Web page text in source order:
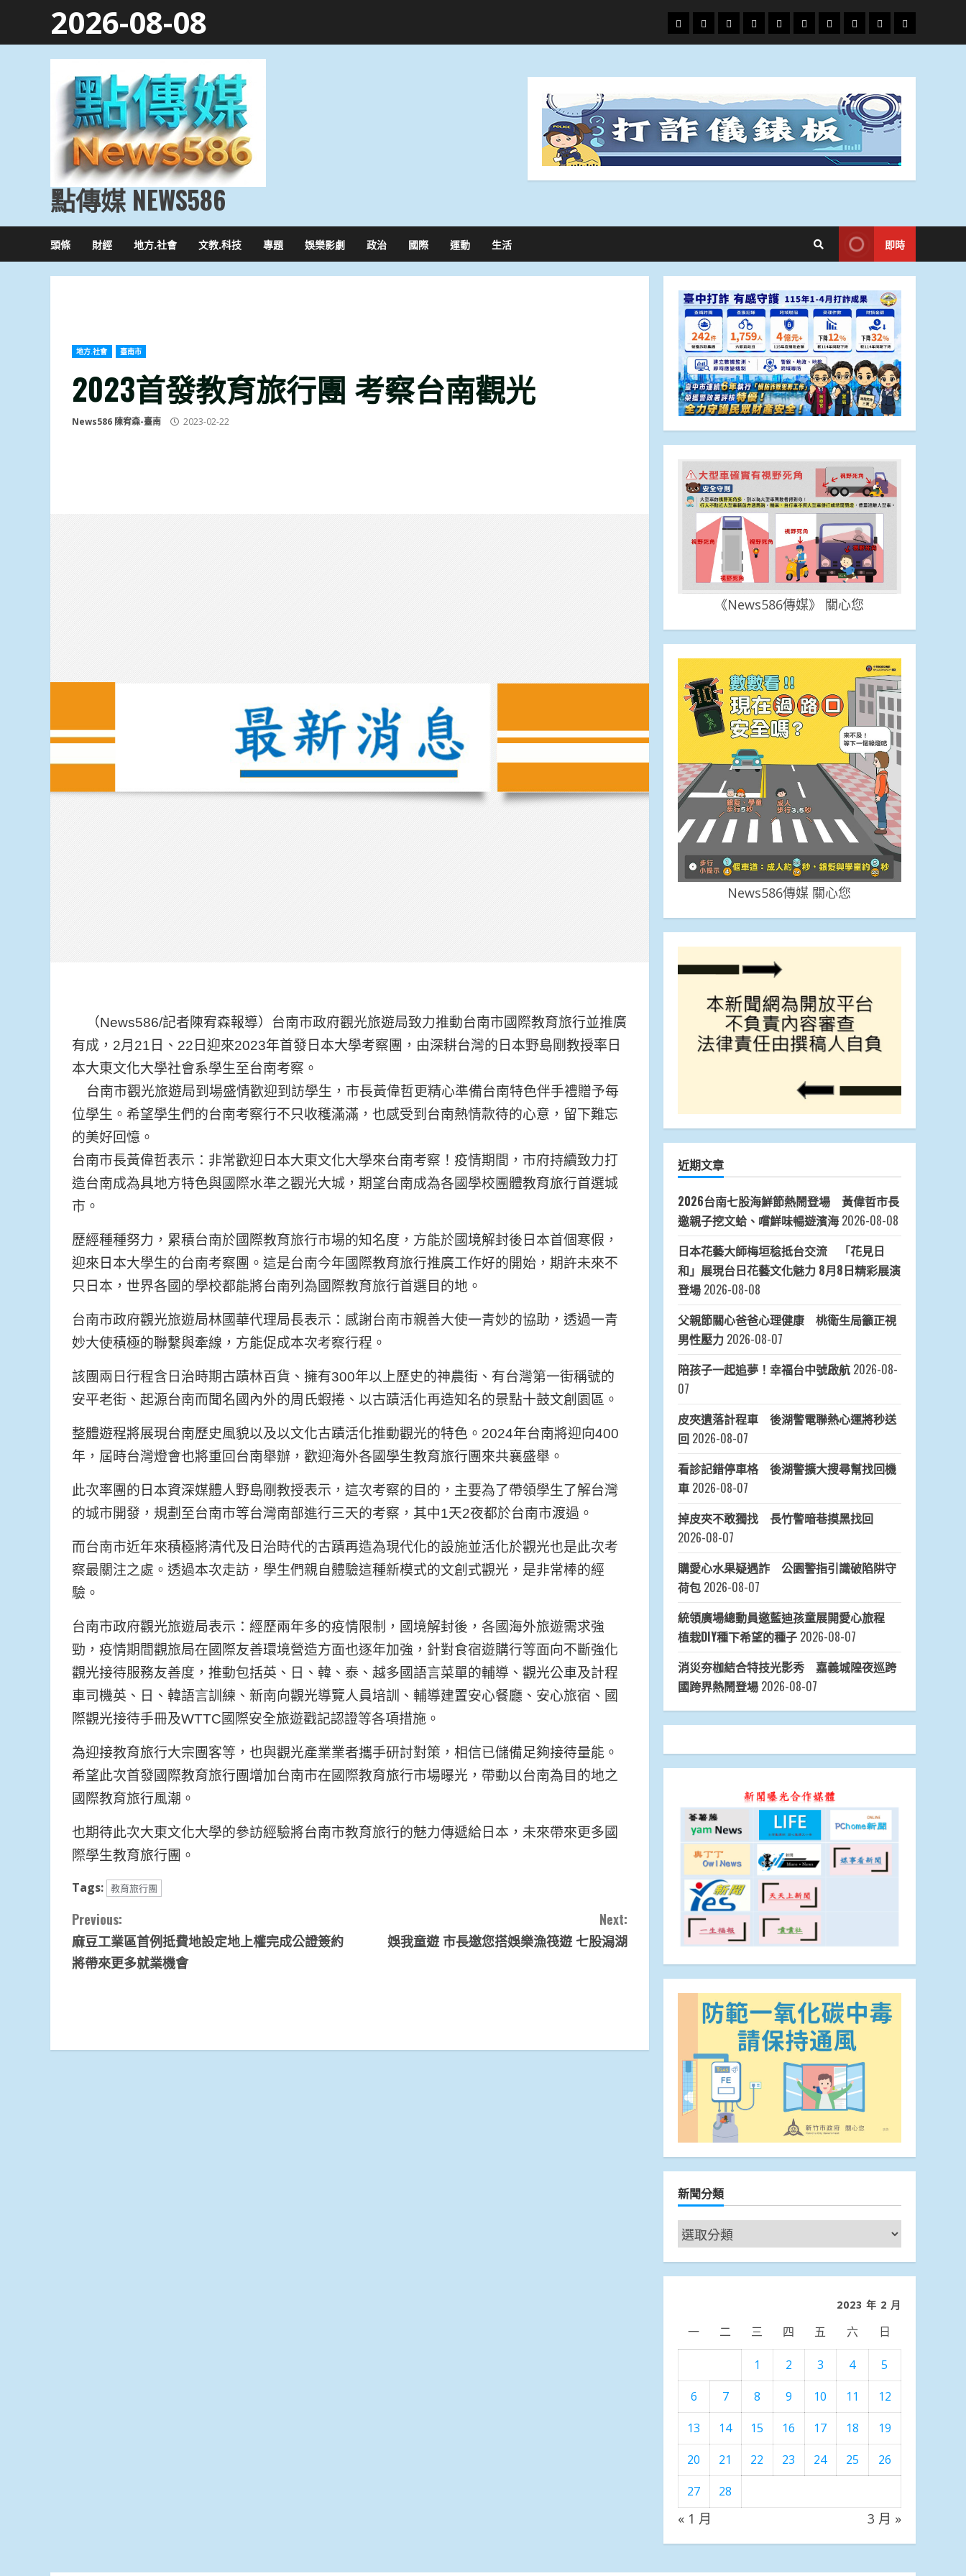
2026-08-08
頭
條
財
經
地
方.
文
教.
專
題
娛
樂
政
治
國
際
運
動
生
活
點傳媒 NEWS586
頭條 財經 地方.社會 文教.科技 專題 娛樂影劇 政治 國際 運動 生活 即時
地方.社會 臺南市
2023首發教育旅行團 考察台南觀光
News586 陳宥森-臺南 2023-02-22
（News586/記者陳宥森報導）台南市政府觀光旅遊局致力推動台南市國際教育旅行並推廣
有成，2月21日、22日迎來2023年首發日本大學考察團，由深耕台灣的日本野島剛教授率日
本大東文化大學社會系學生至台南考察。
台南市觀光旅遊局到場盛情歡迎到訪學生，市長黃偉哲更精心準備台南特色伴手禮贈予每
位學生。希望學生們的台南考察行不只收穫滿滿，也感受到台南熱情款待的心意，留下難忘
的美好回憶。
台南市長黃偉哲表示：非常歡迎日本大東文化大學來台南考察！疫情期間，市府持續致力打
造台南成為具地方特色與國際水準之觀光大城，期望台南成為各國學校團體教育旅行首選城
市。
歷經種種努力，累積台南於國際教育旅行市場的知名度，方能於國境解封後日本首個寒假，
迎來日本大學生的台南考察團。這是台南今年國際教育旅行推廣工作好的開始，期許未來不
只日本，世界各國的學校都能將台南列為國際教育旅行首選目的地。
台南市政府觀光旅遊局林國華代理局長表示：感謝台南市親善大使一青妙的協助，透過一青
妙大使積極的聯繫與牽線，方能促成本次考察行程。
該團兩日行程含日治時期古蹟林百貨、擁有300年以上歷史的神農街、有台灣第一街稱號的
安平老街、起源台南而聞名國內外的周氏蝦捲、以古蹟活化再造知名的景點十鼓文創園區。
整體遊程將展現台南歷史風貌以及以文化古蹟活化推動觀光的特色。2024年台南將迎向400
年，屆時台灣燈會也將重回台南舉辦，歡迎海外各國學生教育旅行團來共襄盛舉。
此次率團的日本資深媒體人野島剛教授表示，這次考察的目的，主要為了帶領學生了解台灣
的城市開發，規劃至台南市等台灣南部進行三天的考察，其中1天2夜都於台南市渡過。
而台南市近年來積極將清代及日治時代的古蹟再造為現代化的設施並活化於觀光也是此次考
察最關注之處。透過本次走訪，學生們親自體驗這種新模式的文創式觀光，是非常棒的經
驗。
台南市政府觀光旅遊局表示：經歷兩年多的疫情限制，國境解封後，各國海外旅遊需求強
勁，疫情期間觀旅局在國際友善環境營造方面也逐年加強，針對食宿遊購行等面向不斷強化
觀光接待服務友善度，推動包括英、日、韓、泰、越多國語言菜單的輔導、觀光公車及計程
車司機英、日、韓語言訓練、新南向觀光導覽人員培訓、輔導建置安心餐廳、安心旅宿、國
際觀光接待手冊及WTTC國際安全旅遊戳記認證等各項措施。
為迎接教育旅行大宗團客等，也與觀光產業業者攜手研討對策，相信已儲備足夠接待量能。
希望此次首發國際教育旅行團增加台南市在國際教育旅行市場曝光，帶動以台南為目的地之
國際教育旅行風潮。
也期待此次大東文化大學的參訪經驗將台南市教育旅行的魅力傳遞給日本，未來帶來更多國
際學生教育旅行團。
Tags: 教育旅行團
Continue
Reading
Previous:
麻豆工業區首例抵費地設定地上權完成公證簽約
將帶來更多就業機會
Next:
娛我童遊 市長邀您搭娛樂漁筏遊 七股潟湖
《News586傳媒》 關心您
News586傳媒 關心您
近期文章
2026台南七股海鮮節熱鬧登場 黃偉哲市長
邀親子挖文蛤、嚐鮮味暢遊濱海 2026-08-08
日本花藝大師梅垣稔抵台交流 「花見日
和」展現台日花藝文化魅力 8月8日精彩展演
登場 2026-08-08
父親節關心爸爸心理健康 桃衛生局籲正視
男性壓力 2026-08-07
陪孩子一起追夢！幸福台中號啟航 2026-08-
07
皮夾遺落計程車 後湖警電聯熱心運將秒送
回 2026-08-07
看診記錯停車格 後湖警擴大搜尋幫找回機
車 2026-08-07
掉皮夾不敢獨找 長竹警暗巷摸黑找回
2026-08-07
購愛心水果疑遇詐 公園警指引識破陷阱守
荷包 2026-08-07
統領廣場總動員邀藍迪孩童展開愛心旅程
植栽DIY種下希望的種子 2026-08-07
消災夯枷結合特技光影秀 嘉義城隍夜巡跨
國跨界熱鬧登場 2026-08-07
新聞分類
新
聞
分
2023 年 2 月
一 二 三 四 五 六 日
1 2 3 4
5
6
7 8 9 10 11
12
13
14 15 16 17 18
19
20
21 22 23 24 25
26
27
28
« 1 月 3 月 »